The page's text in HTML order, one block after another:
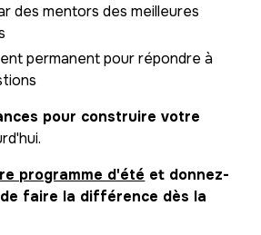
des mentors des meilleures
permanent pour répondre à
pour construire votre
programme d'été et donnez-
faire la différence dès la